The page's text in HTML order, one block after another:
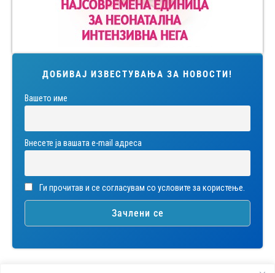
ДОБИВАЈ ИЗВЕСТУВАЊА ЗА НОВОСТИ!
Вашето име
Внесете ја вашата е-mail адреса
Ги прочитав и се согласувам со условите за користење.